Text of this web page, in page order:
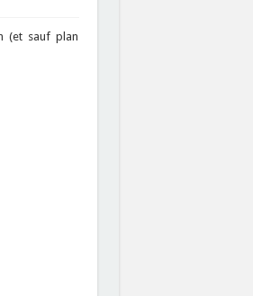
(et sauf plan